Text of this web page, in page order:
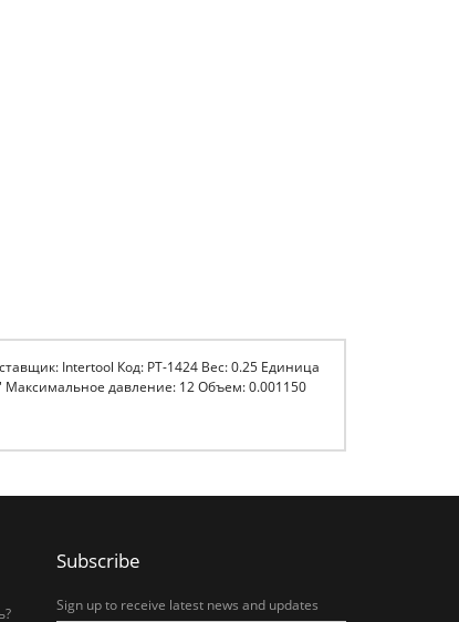
Intertool Код: PT-1424 Вес: 0.25 Единица
Максимальное давление: 12 Объем: 0.001150
Subscribe
Sign up to receive latest news and updates